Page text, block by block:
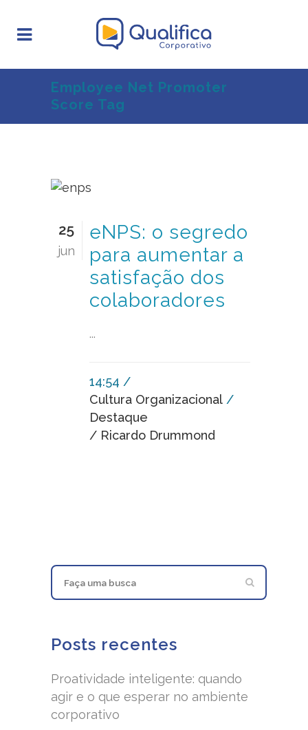
Employee Net Promoter
Score Tag
25
jun
eNPS: o segredo
para aumentar a
satisfação dos
colaboradores
...
14:54 /
Cultura Organizacional /
Destaque
/ Ricardo Drummond
Posts recentes
Proatividade inteligente: quando
agir e o que esperar no ambiente
corporativo